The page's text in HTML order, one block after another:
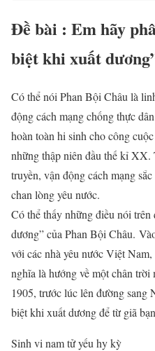
Đề bài : Em hãy
biệt khi xuất
Có thể nói Phan Bội Châu là
động cách mạng chống thực
hoàn toàn hi sinh cho công
những thập niên đầu thế kỉ
truyền, vận động cách mạng
chan lòng yêu nước.
Có thể thấy những điều nói
dương” của Phan Bội Châu.
với các nhà yêu nước Việt
nghĩa là hướng về một chân
1905, trước lúc lên đường sang
biệt khi xuất dương để từ giã
Sinh vi nam tử yếu hy kỳ